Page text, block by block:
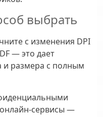
выбрать
с изменения DPI
— это дает
и размера с полным
сервисы —